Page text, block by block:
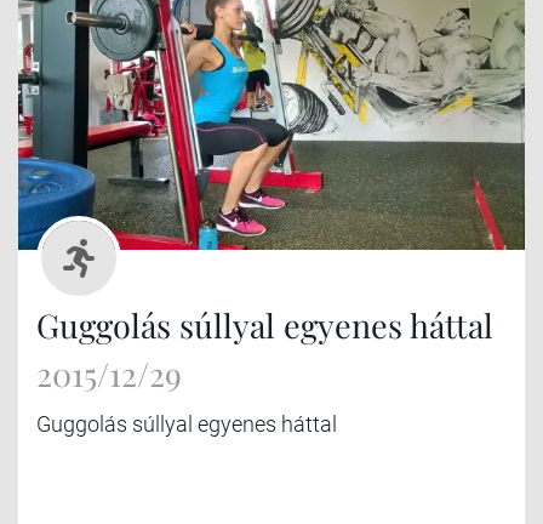
Guggolás súllyal egyenes háttal
2015/12/29
Guggolás súllyal egyenes háttal